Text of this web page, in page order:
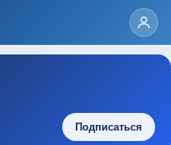
Подписаться